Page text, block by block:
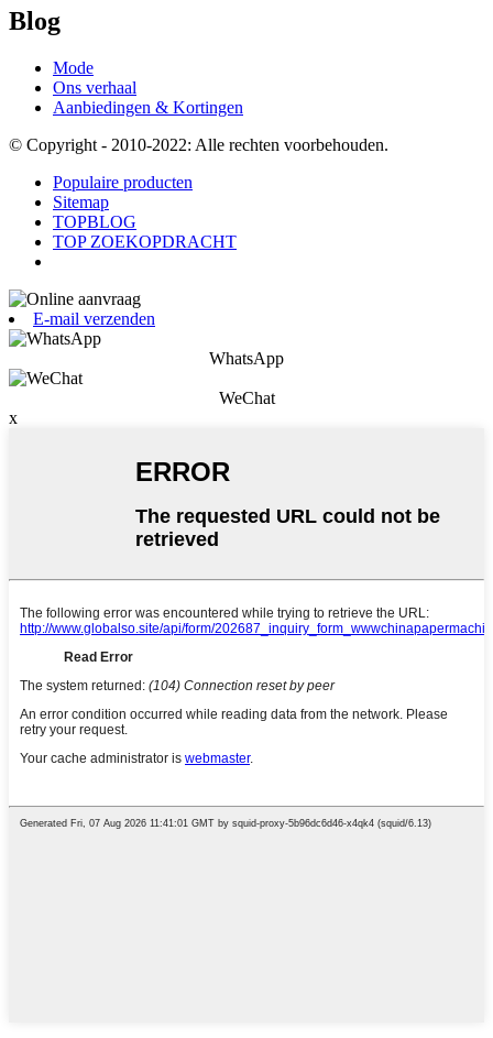
Blog
Mode
Ons verhaal
Aanbiedingen & Kortingen
© Copyright - 2010-2022: Alle rechten voorbehouden.
Populaire producten
Sitemap
TOPBLOG
TOP ZOEKOPDRACHT
E-mail verzenden
WhatsApp
WeChat
x